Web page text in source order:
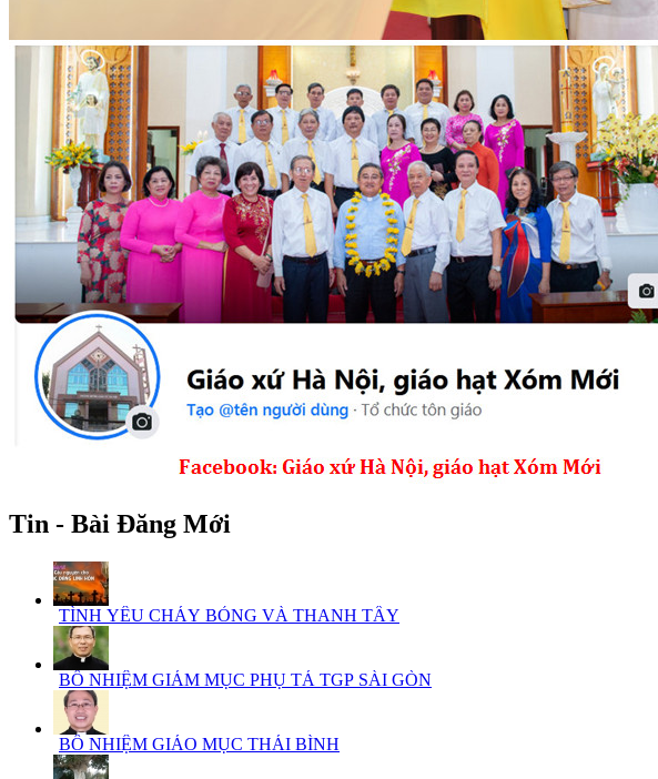
Tin - Bài Đăng Mới
TÌNH YÊU CHÁY BỎNG VÀ THANH TẨY
BỔ NHIỆM GIÁM MỤC PHỤ TÁ TGP SÀI GÒN
BỔ NHIỆM GIÁO MỤC THÁI BÌNH